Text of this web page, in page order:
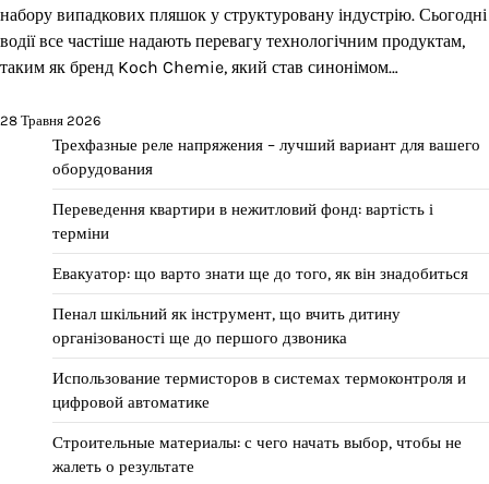
набору випадкових пляшок у структуровану індустрію. Сьогодні
водії все частіше надають перевагу технологічним продуктам,
таким як бренд Koch Chemie, який став синонімом…
28 Травня 2026
Трехфазные реле напряжения – лучший вариант для вашего
оборудования
Переведення квартири в нежитловий фонд: вартість і
терміни
Евакуатор: що варто знати ще до того, як він знадобиться
Пенал шкільний як інструмент, що вчить дитину
організованості ще до першого дзвоника
Использование термисторов в системах термоконтроля и
цифровой автоматике
Строительные материалы: с чего начать выбор, чтобы не
жалеть о результате